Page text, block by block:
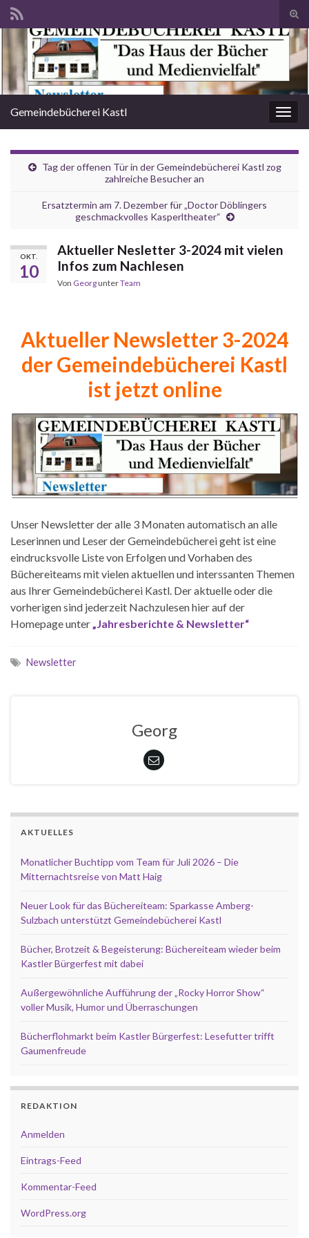
Search for:
Gemeindebücherei Kastl
Tag der offenen Tür in der Gemeindebücherei Kastl zog
zahlreiche Besucher an
Ersatztermin am 7. Dezember für „Doctor Döblingers
geschmackvolles Kasperltheater“
OKT.
10
Aktueller Nesletter 3-2024 mit vielen
Infos zum Nachlesen
Von GeorgunterTeam
Aktueller Newsletter 3-2024
der Gemeindebücherei Kastl
ist jetzt online
Unser Newsletter der alle 3 Monaten automatisch an alle
Leserinnen und Leser der Gemeindebücherei geht ist eine
eindrucksvolle Liste von Erfolgen und Vorhaben des
Büchereiteams mit vielen aktuellen und interssanten Themen
aus Ihrer Gemeindebücherei Kastl. Der aktuelle oder die
vorherigen sind jederzeit Nachzulesen hier auf der
Homepage unter„Jahresberichte & Newsletter“
Newsletter
Georg
AKTUELLES
Monatlicher Buchtipp vom Team für Juli 2026 – Die
Mitternachtsreise von Matt Haig
Neuer Look für das Büchereiteam: Sparkasse Amberg-
Sulzbach unterstützt Gemeindebücherei Kastl
Bücher, Brotzeit & Begeisterung: Büchereiteam wieder beim
Kastler Bürgerfest mit dabei
Außergewöhnliche Aufführung der „Rocky Horror Show“
voller Musik, Humor und Überraschungen
Bücherflohmarkt beim Kastler Bürgerfest: Lesefutter trifft
Gaumenfreude
REDAKTION
Anmelden
Eintrags-Feed
Kommentar-Feed
WordPress.org